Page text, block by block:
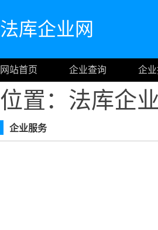
法库企业网
网站首页 企业查询 企
位置：法库企
企业服务